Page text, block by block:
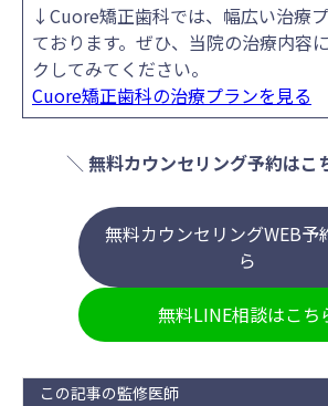
↓Cuore矯正歯科では、幅広い治療
ております。ぜひ、当院の治療内容
クしてみてください。
Cuore矯正歯科の治療プランを見る
＼ 無料カウンセリング予約はこ
無料カウンセリングWEB予
ら
無料LINE相談はこち
この記事の監修医師